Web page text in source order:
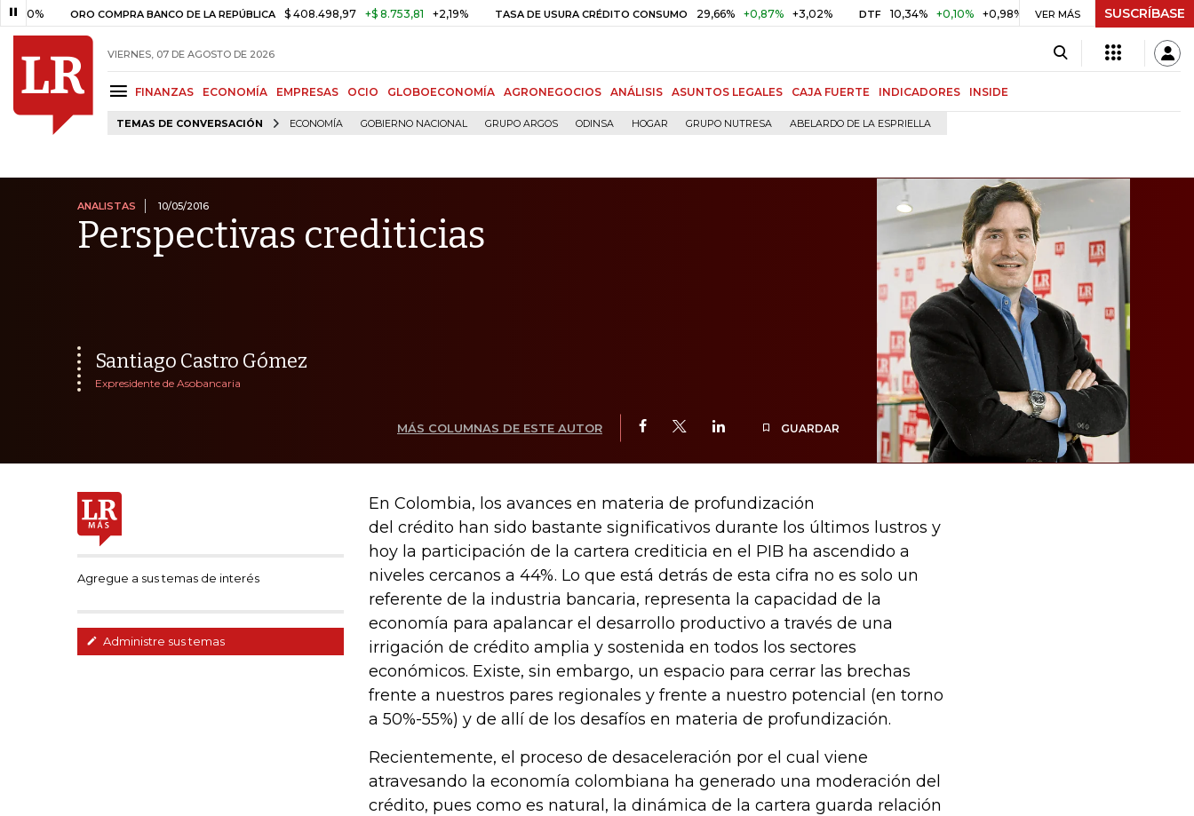
ORO COMPRA BANCO DE LA REPÚBLICA $ 408.498,97 +$ 8.753,81 +2,19% TASA DE USURA CRÉDITO CONSUMO 29,66% +0,87% +3,02% DTF 10,34% +0,10% +0,98% UVR $ 416,91 +$ 0,05 +0,01%
VER MÁS SUSCRÍBASE
VIERNES, 07 DE AGOSTO DE 2026
FINANZAS ECONOMÍA EMPRESAS OCIO GLOBOECONOMÍA AGRONEGOCIOS ANÁLISIS ASUNTOS LEGALES CAJA FUERTE INDICADORES INSIDE
TEMAS DE CONVERSACIÓN ECONOMÍA GOBIERNO NACIONAL GRUPO ARGOS ODINSA HOGAR GRUPO NUTRESA ABELARDO DE LA ESPRIELLA
ANALISTAS 10/05/2016
Perspectivas crediticias
Santiago Castro Gómez
Expresidente de Asobancaria
MÁS COLUMNAS DE ESTE AUTOR GUARDAR
Agregue a sus temas de interés
Administre sus temas
En Colombia, los avances en materia de profundización
del crédito han sido bastante significativos durante los últimos lustros y
hoy la participación de la cartera crediticia en el PIB ha ascendido a
niveles cercanos a 44%. Lo que está detrás de esta cifra no es solo un
referente de la industria bancaria, representa la capacidad de la
economía para apalancar el desarrollo productivo a través de una
irrigación de crédito amplia y sostenida en todos los sectores
económicos. Existe, sin embargo, un espacio para cerrar las brechas
frente a nuestros pares regionales y frente a nuestro potencial (en torno
a 50%-55%) y de allí de los desafíos en materia de profundización.
Recientemente, el proceso de desaceleración por el cual viene
atravesando la economía colombiana ha generado una moderación del
crédito, pues como es natural, la dinámica de la cartera guarda relación